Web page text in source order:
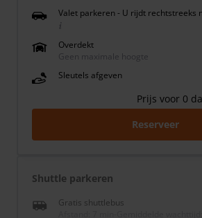
Valet parkeren - U rijdt rechtstreeks
Overdekt
Geen maximale hoogte
Sleutels afgeven
Prijs voor 0
Reserveer
Shuttle parkeren
Gratis shuttlebus